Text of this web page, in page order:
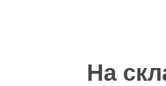
На